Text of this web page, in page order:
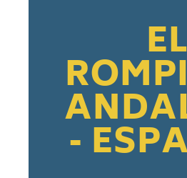
EL
-